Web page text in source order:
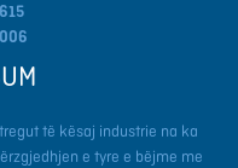
të kësaj industrie na ka
e tyre e bëjme me